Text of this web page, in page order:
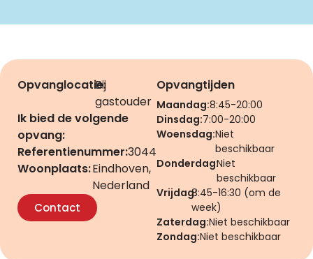
Opvanglocatie:
Bij
gastouder
Ik bied de volgende
opvang:
Referentienummer:3044
Woonplaats:Eindhoven,
Nederland
Contact
Opvangtijden
Maandag:8:45-20:00
Dinsdag:7:00-20:00
Woensdag:Niet
beschikbaar
Donderdag:Niet
beschikbaar
Vrijdag:8:45-16:30 (om de
week)
Zaterdag:Niet beschikbaar
Zondag:Niet beschikbaar